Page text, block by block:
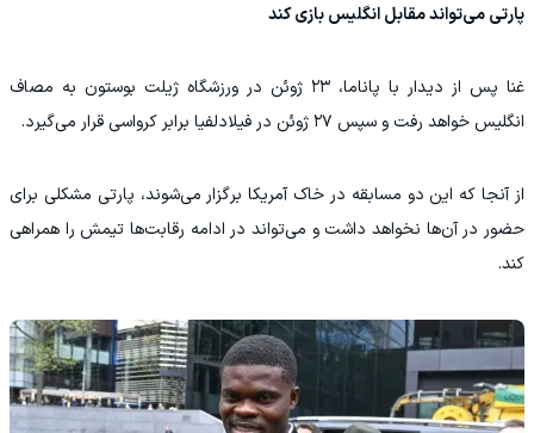
پارتی می‌تواند مقابل انگلیس بازی کند
غنا پس از دیدار با پاناما، ۲۳ ژوئن در ورزشگاه ژیلت بوستون به مصاف
انگلیس خواهد رفت و سپس ۲۷ ژوئن در فیلادلفیا برابر کرواسی قرار می‌گیرد.
از آنجا که این دو مسابقه در خاک آمریکا برگزار می‌شوند، پارتی مشکلی برای
حضور در آن‌ها نخواهد داشت و می‌تواند در ادامه رقابت‌ها تیمش را همراهی
کند.